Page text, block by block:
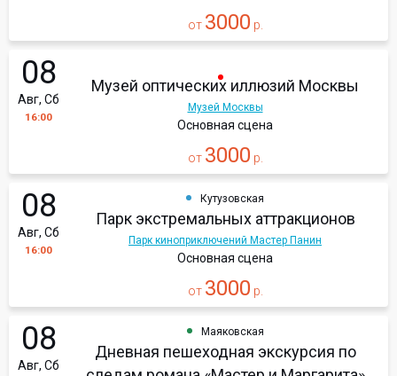
от 3000 р.
08
Авг, Сб
16:00
Музей оптических иллюзий Москвы
Музей Москвы
Основная сцена
от 3000 р.
08
Авг, Сб
16:00
Кутузовская
Парк экстремальных аттракционов
Парк киноприключений Мастер Панин
Основная сцена
от 3000 р.
08
Авг, Сб
Маяковская
Дневная пешеходная экскурсия по